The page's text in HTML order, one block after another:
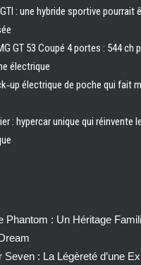
: une hybride sportive pourrait
GT 53 Coupé 4 portes : 544 ch
électrique
électrique de poche qui fait
: hypercar unique qui réinvente
Phantom : Un Héritage
Seven : La Légèreté d’une